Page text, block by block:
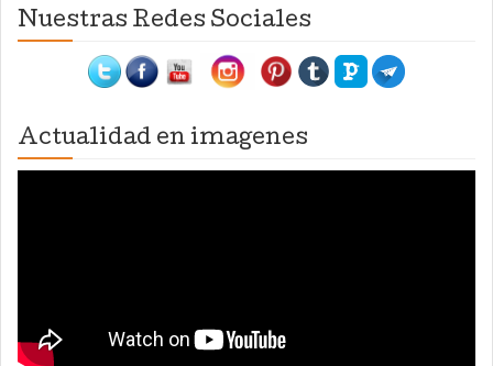
Nuestras Redes Sociales
Actualidad en imagenes